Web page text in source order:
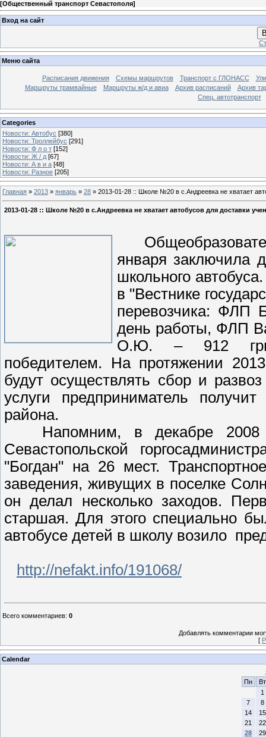
[Общественный транспорт Севастополя]
Вход на сайт
Меню сайта
Расписания движения Схемы маршрутов Транспорт с ГЛОНАСС
Маршруты трамвайные
Маршруты ж/д и авиа Архив расписаний
Архив
Спец. автотранспорт
Categories
Новости: Автобус [380]
Новости: Троллейбус [291]
Новости: Ф л о т [152]
Новости: Ж / д [67]
Новости: А в и а [48]
Новости: Разное [205]
Главная » 2013 » январь » 28 » 2013-01-28 :: Школе №20 в с.Андреевка не хватает
2013-01-28 :: Школе №20 в с.Андреевка не хватает автобусов для доставки
января заключила
школьного
в "Вестнике
перевозчика: ФЛП
день работы, ФЛП
О.Ю. – 912
победителем. На протяжении
будут осуществлять сбор и
услуги предприниматель
района.
Напомним, в декабре 2008
Севастопольской
"Богдан" на 26 мест.
заведения, живущих в поселке
он делал несколько заходов.
старшая. Для этого специально
автобусе детей в школу возило
http://nefakt.info/191068/
Всего комментариев: 0
Добавлять комментарии
[
Calendar
Пн
Вт
1
7
8
14
15
21
22
28
29